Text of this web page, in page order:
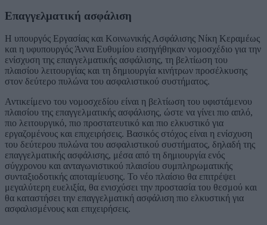
Επαγγελματική ασφάλιση
Η υπουργός Εργασίας και Κοινωνικής Ασφάλισης Νίκη Κεραμέως
και η υφυπουργός Άννα Ευθυμίου εισηγήθηκαν νομοσχέδιο για την
ενίσχυση της επαγγελματικής ασφάλισης, τη βελτίωση του
πλαισίου λειτουργίας και τη δημιουργία κινήτρων προσέλκυσης
στον δεύτερο πυλώνα του ασφαλιστικού συστήματος.
Αντικείμενο του νομοσχεδίου είναι η βελτίωση του υφιστάμενου
πλαισίου της επαγγελματικής ασφάλισης, ώστε να γίνει πιο απλό,
πιο λειτουργικό, πιο προστατευτικό και πιο ελκυστικό για
εργαζομένους και επιχειρήσεις. Βασικός στόχος είναι η ενίσχυση
του δεύτερου πυλώνα του ασφαλιστικού συστήματος, δηλαδή της
επαγγελματικής ασφάλισης, μέσα από τη δημιουργία ενός
σύγχρονου και ανταγωνιστικού πλαισίου συμπληρωματικής
συνταξιοδοτικής αποταμίευσης. Το νέο πλαίσιο θα επιτρέψει
μεγαλύτερη ευελιξία, θα ενισχύσει την προστασία του θεσμού και
θα καταστήσει την επαγγελματική ασφάλιση πιο ελκυστική για
ασφαλισμένους και επιχειρήσεις.